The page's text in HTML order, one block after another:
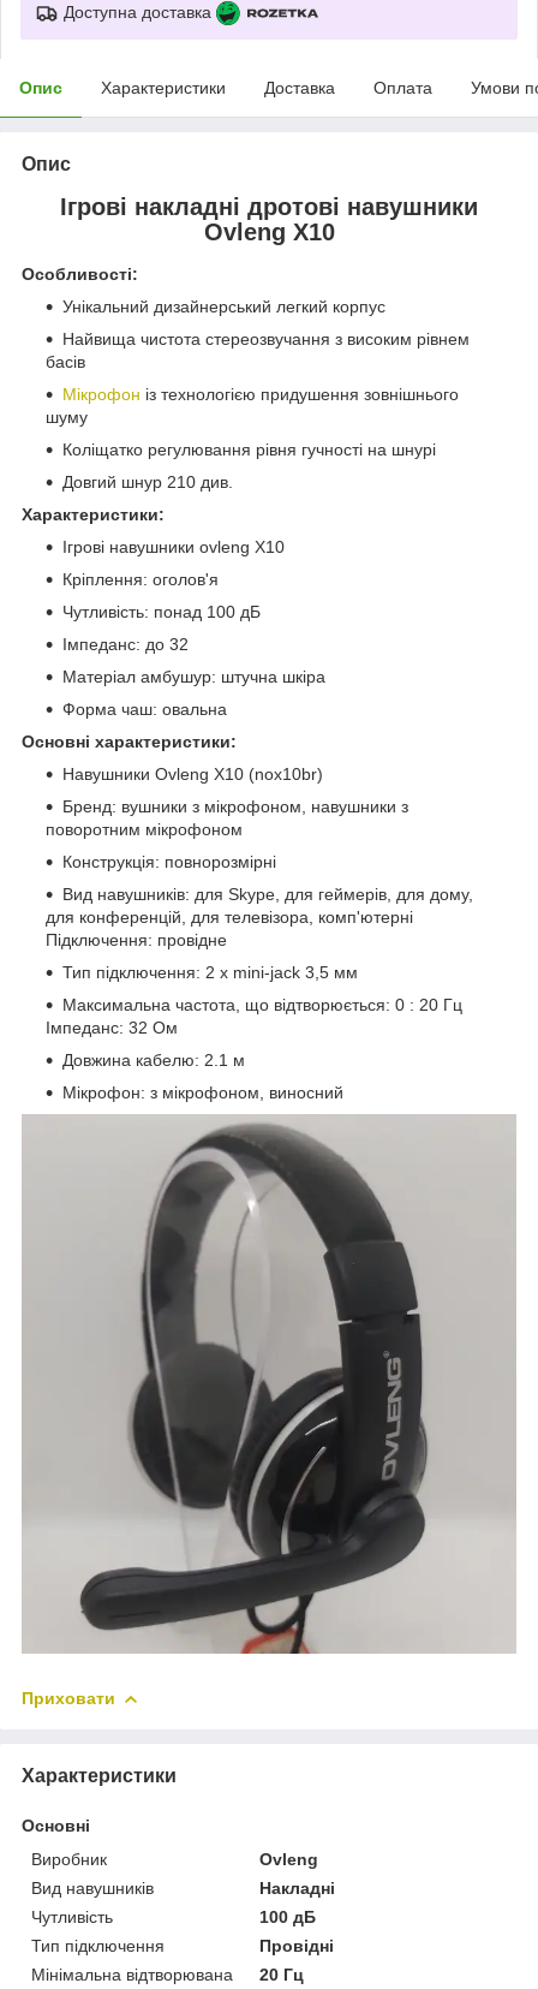
Доступна доставка
Опис Характеристики Доставка Оплата Умови
Опис
Ігрові накладні дротові навушники
Ovleng X10
Особливості:
Унікальний дизайнерський легкий корпус
Найвища чистота стереозвучання з високим рівнем
басів
Мікрофон із технологією придушення зовнішнього
шуму
Коліщатко регулювання рівня гучності на шнурі
Довгий шнур 210 див.
Характеристики:
Ігрові навушники ovleng X10
Кріплення: оголов'я
Чутливість: понад 100 дБ
Імпеданс: до 32
Матеріал амбушур: штучна шкіра
Форма чаш: овальна
Основні характеристики:
Навушники Ovleng X10 (nox10br)
Бренд: вушники з мікрофоном, навушники з
поворотним мікрофоном
Конструкція: повнорозмірні
Вид навушників: для Skype, для геймерів, для дому,
для конференцій, для телевізора, комп'ютерні
Підключення: провідне
Тип підключення: 2 x mini-jack 3,5 мм
Максимальна частота, що відтворюється: 0 : 20 Гц
Імпеданс: 32 Ом
Довжина кабелю: 2.1 м
Мікрофон: з мікрофоном, виносний
Приховати
Характеристики
Основні
Виробник
Ovleng
Вид навушників
Накладні
Чутливість
100 дБ
Тип підключення
Провідні
Мінімальна відтворювана
20 Гц